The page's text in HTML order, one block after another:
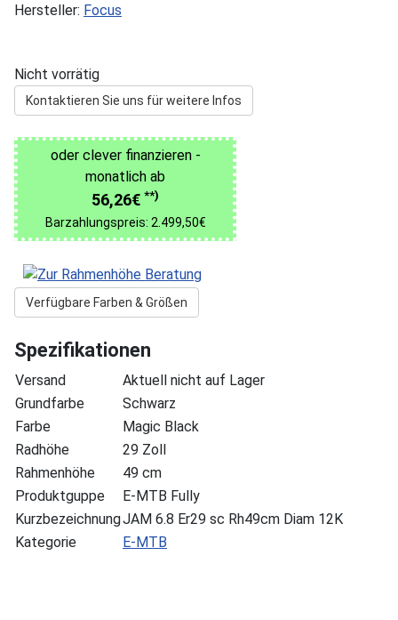
Hersteller: Focus
Nicht vorrätig
Kontaktieren Sie uns für weitere Infos
oder clever finanzieren -
monatlich ab
56,26€ **)
Barzahlungspreis: 2.499,50€
Verfügbare Farben & Größen
Spezifikationen
Versand
Aktuell nicht auf Lager
Grundfarbe
Schwarz
Farbe
Magic Black
Radhöhe
29 Zoll
Rahmenhöhe
49 cm
Produktguppe
E-MTB Fully
KurzbezeichnungJAM 6.8 Er29 sc Rh49cm Diam 12K
Kategorie
E-MTB